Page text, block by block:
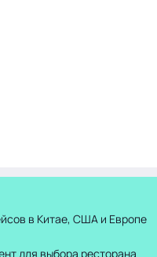
в Китае, США и Европе
для выбора ресторана